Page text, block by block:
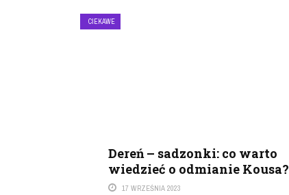
CIEKAWE
Dereń – sadzonki: co warto
wiedzieć o odmianie Kousa?
17 WRZEŚNIA 2023